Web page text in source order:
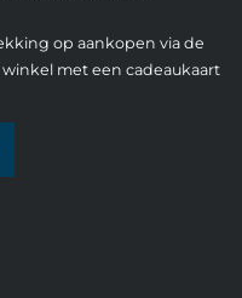
op aankopen via de
met een cadeaukaart